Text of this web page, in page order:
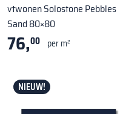
vtwonen Solostone Pebbles
Sand 80×80
76,00 per m²
NIEUW!